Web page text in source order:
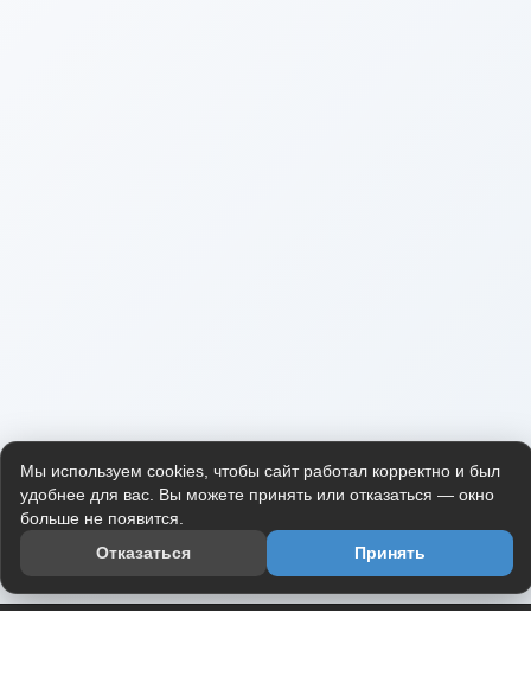
Мы используем cookies, чтобы сайт работал корректно и был
удобнее для вас. Вы можете принять или отказаться — окно
больше не появится.
Отказаться
Принять